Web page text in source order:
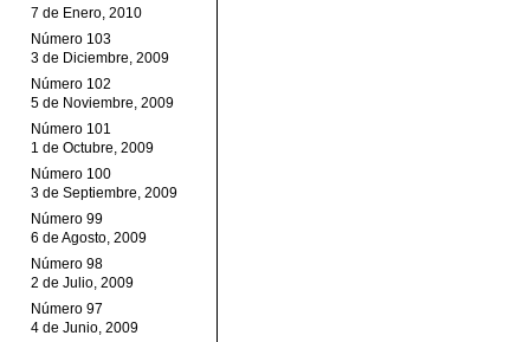
7 de Enero, 2010
Número 103
3 de Diciembre, 2009
Número 102
5 de Noviembre, 2009
Número 101
1 de Octubre, 2009
Número 100
3 de Septiembre, 2009
Número 99
6 de Agosto, 2009
Número 98
2 de Julio, 2009
Número 97
4 de Junio, 2009